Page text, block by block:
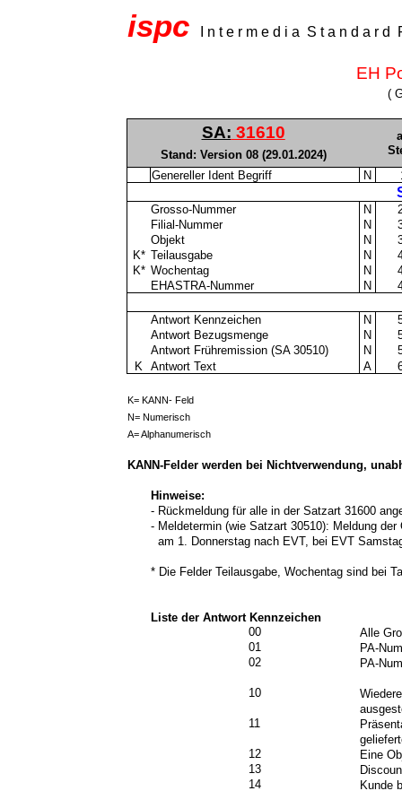
ispc I n t e r m e d i a S t a n d a r d
EH
(
SA: 31610
Stand: Version 08 (29.01.2024)
Genereller Ident Begriff
N
Grosso-Nummer N
Filial-Nummer
N
Objekt
N
K* Teilausgabe N
K* Wochentag N
EHASTRA-Nummer
N
Antwort Kennzeichen N
Antwort Bezugsmenge
N
Antwort Frühremission (SA 30510)
N
K Antwort Text A
K= KANN- Feld
N= Numerisch
A= Alphanumerisch
KANN-Felder werden bei Nichtverwendung,
Hinweise:
- Rückmeldung für alle in der Satzart 31600
- Meldetermin (wie Satzart 30510): Meldung
am 1. Donnerstag nach EVT, bei EVT
* Die Felder Teilausgabe, Wochentag sind bei
Liste der Antwort Kennzeichen
00
Alle
01
PA-
02
PA-
10
11
12
Eine
13
14
Kunde